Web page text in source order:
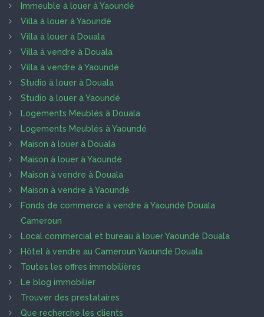
Immeuble à louer à Yaoundé
Villa à louer à Yaoundé
Villa à louer à Douala
Villa à vendre à Douala
Villa à vendre à Yaoundé
Studio à louer à Douala
Studio à louer à Yaoundé
Logements Meublés à Douala
Logements Meublés à Yaoundé
Maison à louer à Douala
Maison à louer à Yaoundé
Maison à vendre à Douala
Maison à vendre à Yaoundé
Fonds de commerce à vendre à Yaoundé Douala
Cameroun
Local commercial et bureau à louer Yaoundé Douala
Hôtel à vendre au Cameroun Yaoundé Douala
Toutes les offres immobilières
Le blog immobilier
Trouver des prestataires
Que recherche les clients